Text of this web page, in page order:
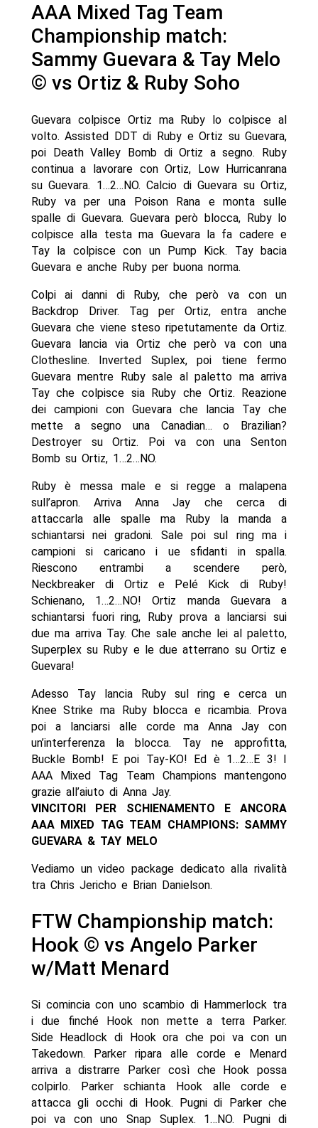
AAA Mixed Tag Team
Championship match:
Sammy Guevara & Tay Melo
© vs Ortiz & Ruby Soho
Guevara colpisce Ortiz ma Ruby lo colpisce al
volto. Assisted DDT di Ruby e Ortiz su Guevara,
poi Death Valley Bomb di Ortiz a segno. Ruby
continua a lavorare con Ortiz, Low Hurricanrana
su Guevara. 1…2…NO. Calcio di Guevara su Ortiz,
Ruby va per una Poison Rana e monta sulle
spalle di Guevara. Guevara però blocca, Ruby lo
colpisce alla testa ma Guevara la fa cadere e
Tay la colpisce con un Pump Kick. Tay bacia
Guevara e anche Ruby per buona norma.
Colpi ai danni di Ruby, che però va con un
Backdrop Driver. Tag per Ortiz, entra anche
Guevara che viene steso ripetutamente da Ortiz.
Guevara lancia via Ortiz che però va con una
Clothesline. Inverted Suplex, poi tiene fermo
Guevara mentre Ruby sale al paletto ma arriva
Tay che colpisce sia Ruby che Ortiz. Reazione
dei campioni con Guevara che lancia Tay che
mette a segno una Canadian… o Brazilian?
Destroyer su Ortiz. Poi va con una Senton
Bomb su Ortiz, 1…2…NO.
Ruby è messa male e si regge a malapena
sull’apron. Arriva Anna Jay che cerca di
attaccarla alle spalle ma Ruby la manda a
schiantarsi nei gradoni. Sale poi sul ring ma i
campioni si caricano i ue sfidanti in spalla.
Riescono entrambi a scendere però,
Neckbreaker di Ortiz e Pelé Kick di Ruby!
Schienano, 1…2…NO! Ortiz manda Guevara a
schiantarsi fuori ring, Ruby prova a lanciarsi sui
due ma arriva Tay. Che sale anche lei al paletto,
Superplex su Ruby e le due atterrano su Ortiz e
Guevara!
Adesso Tay lancia Ruby sul ring e cerca un
Knee Strike ma Ruby blocca e ricambia. Prova
poi a lanciarsi alle corde ma Anna Jay con
un’interferenza la blocca. Tay ne approfitta,
Buckle Bomb! E poi Tay-KO! Ed è 1…2…E 3! I
AAA Mixed Tag Team Champions mantengono
grazie all’aiuto di Anna Jay.
VINCITORI PER SCHIENAMENTO E ANCORA
AAA MIXED TAG TEAM CHAMPIONS: SAMMY
GUEVARA & TAY MELO
Vediamo un video package dedicato alla rivalità
tra Chris Jericho e Brian Danielson.
FTW Championship match:
Hook © vs Angelo Parker
w/Matt Menard
Si comincia con uno scambio di Hammerlock tra
i due finché Hook non mette a terra Parker.
Side Headlock di Hook ora che poi va con un
Takedown. Parker ripara alle corde e Menard
arriva a distrarre Parker così che Hook possa
colpirlo. Parker schianta Hook alle corde e
attacca gli occhi di Hook. Pugni di Parker che
poi va con uno Snap Suplex. 1…NO. Pugni di